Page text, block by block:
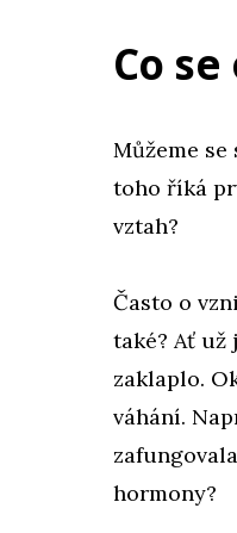
Co
Můžeme
toho říká
vztah?
Často o
také? Ať už
zaklaplo.
váhání.
hormony?